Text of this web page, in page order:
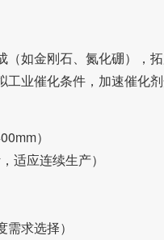
如金刚石、氮化硼），拓
业催化条件，加速催化剂
）
适应连续生产）
求选择）